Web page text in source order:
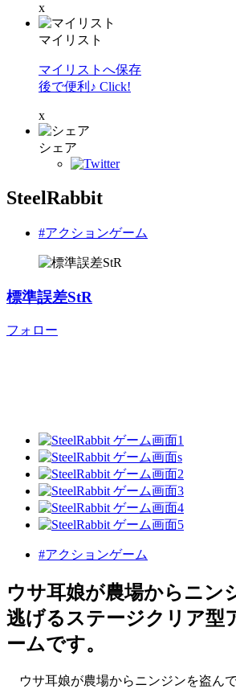
x
マイリスト
マイリストへ保存
後で便利♪ Click!
x
シェア
SteelRabbit
#アクションゲーム
標準誤差StR
フォロー
#アクションゲーム
ウサ耳娘が農場からニン
逃げるステージクリア型
ームです。
ウサ耳娘が農場からニンジンを盗ん